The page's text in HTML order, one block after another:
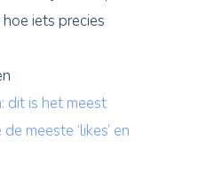
iets precies
dit is het meest
meeste ‘likes’ en